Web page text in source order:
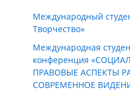
Международный
Творчество»
Международная
конференция
ПРАВОВЫЕ АСПЕКТЫ
СОВРЕМЕННОЕ